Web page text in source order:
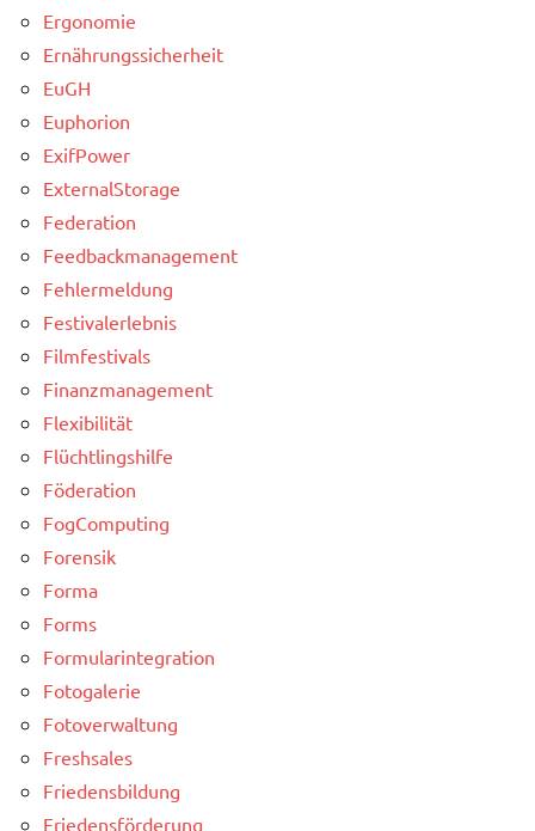
Ergonomie
Ernährungssicherheit
EuGH
Euphorion
ExifPower
ExternalStorage
Federation
Feedbackmanagement
Fehlermeldung
Festivalerlebnis
Filmfestivals
Finanzmanagement
Flexibilität
Flüchtlingshilfe
Föderation
FogComputing
Forensik
Forma
Forms
Formularintegration
Fotogalerie
Fotoverwaltung
Freshsales
Friedensbildung
Friedensförderung